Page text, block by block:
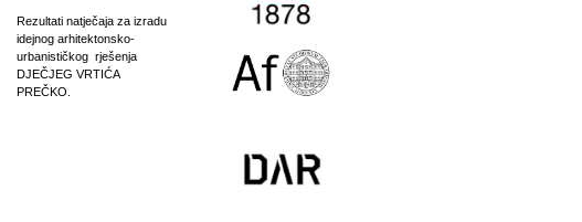
Rezultati natječaja za izradu
idejnog arhitektonsko-
urbanističkog rješenja
DJEČJEG VRTIĆA
PREČKO.